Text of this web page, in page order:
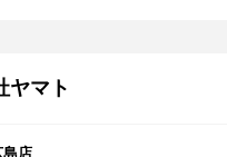
ヤマト
島店